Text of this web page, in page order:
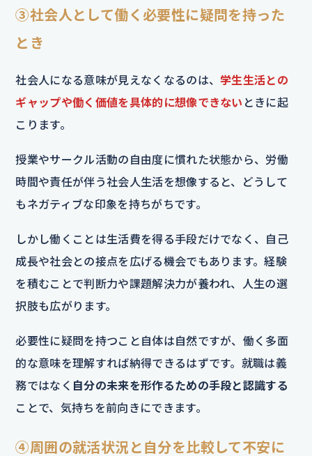
③社会人として働く必要性に疑問を持った
とき
社会人になる意味が見えなくなるのは、学生生活との
ギャップや働く価値を具体的に想像できない ときに起
こります。
授業やサークル活動の自由度に慣れた状態から、労働
時間や責任が伴う社会人生活を想像すると、どうして
もネガティブな印象を持ちがちです。
しかし働くことは生活費を得る手段だけでなく、自己
成長や社会との接点を広げる機会でもあります。経験
を積むことで判断力や課題解決力が養われ、人生の選
択肢も広がります。
必要性に疑問を持つこと自体は自然ですが、働く多面
的な意味を理解すれば納得できるはずです。就職は義
務ではなく 自分の未来を形作るための手段と認識する
ことで、気持ちを前向きにできます。
④周囲の就活状況と自分を比較して不安に